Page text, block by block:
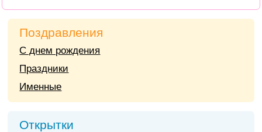
Поздравления
С днем рождения
Праздники
Именные
Открытки